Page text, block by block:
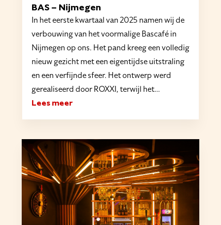
BAS – Nijmegen
In het eerste kwartaal van 2025 namen wij de
verbouwing van het voormalige Bascafé in
Nijmegen op ons. Het pand kreeg een volledig
nieuw gezicht met een eigentijdse uitstraling
en een verfijnde sfeer. Het ontwerp werd
gerealiseerd door ROXXI, terwijl het…
Lees meer